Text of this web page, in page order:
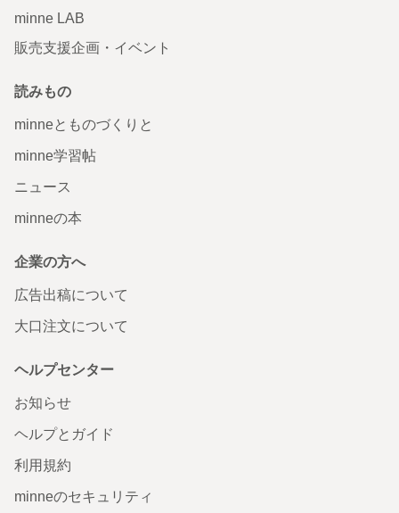
minne LAB
販売支援企画・イベント
読みもの
minneとものづくりと
minne学習帖
ニュース
minneの本
企業の方へ
広告出稿について
大口注文について
ヘルプセンター
お知らせ
ヘルプとガイド
利用規約
minneのセキュリティ